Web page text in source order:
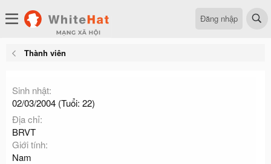
Đăng nhập
Thành viên
Sinh nhật
02/03/2004 (Tuổi: 22)
Địa chỉ
BRVT
Giới tính
Nam